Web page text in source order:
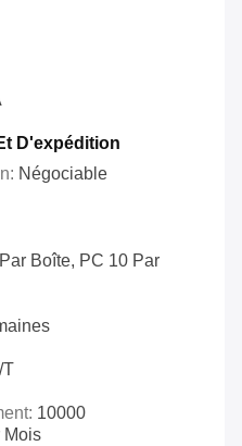
D'expédition
Négociable
Boîte, PC 10 Par
10000
Mois